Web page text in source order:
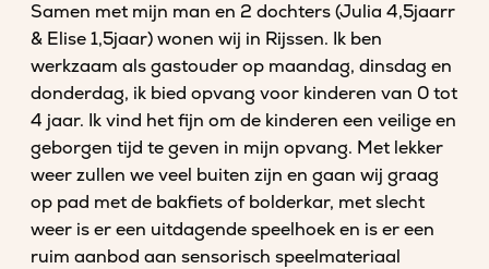
Samen met mijn man en 2 dochters (Julia 4,5jaarr
& Elise 1,5jaar) wonen wij in Rijssen. Ik ben
werkzaam als gastouder op maandag, dinsdag en
donderdag, ik bied opvang voor kinderen van 0 tot
4 jaar. Ik vind het fijn om de kinderen een veilige en
geborgen tijd te geven in mijn opvang. Met lekker
weer zullen we veel buiten zijn en gaan wij graag
op pad met de bakfiets of bolderkar, met slecht
weer is er een uitdagende speelhoek en is er een
ruim aanbod aan sensorisch speelmateriaal